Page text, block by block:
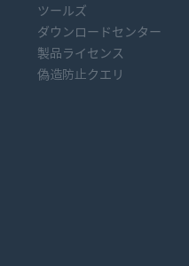
ツールズ
ダウンロードセンター
製品ライセンス
偽造防止クエリ